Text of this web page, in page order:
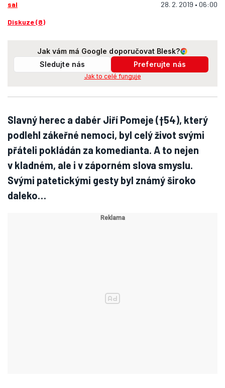
sal 28. 2. 2019 • 06:00
Diskuze (8)
Jak vám má Google doporučovat Blesk?
Sledujte nás
Preferujte nás
Jak to celé funguje
Slavný herec a dabér Jiří Pomeje (†54), který
podlehl zákeřné nemoci, byl celý život svými
přáteli pokládán za komedianta. A to nejen
v kladném, ale i v záporném slova smyslu.
Svými patetickými gesty byl známý široko
daleko…